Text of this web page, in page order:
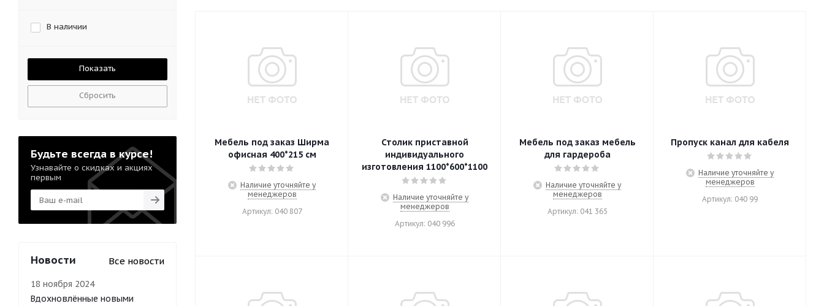
Мебель под заказ Ширма
офисная 400*215 см
Наличие уточняйте у
менеджеров
Артикул: 040 807
Столик приставной
индивидуального
изготовления 1100*600*1100
Наличие уточняйте у
менеджеров
Артикул: 040 996
Мебель под заказ мебель
для гардероба
Наличие уточняйте у
менеджеров
Артикул: 041 365
Пропуск канал для кабеля
Наличие уточняйте у
менеджеров
Артикул: 040 99
В наличии
Сбросить
Будьте всегда в курсе!
Узнавайте о скидках и акциях
первым
Новости Все новости
18 ноября 2024
Вдохновлённые новыми